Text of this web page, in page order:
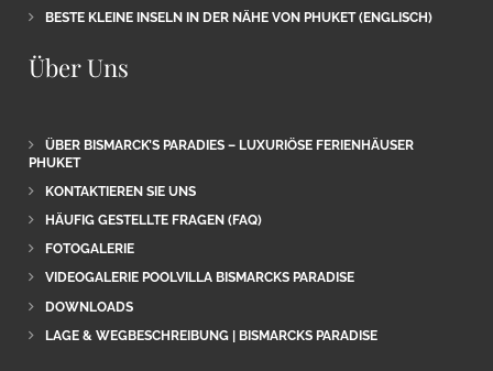
BESTE KLEINE INSELN IN DER NÄHE VON PHUKET (ENGLISCH)
Über Uns
ÜBER BISMARCK’S PARADIES – LUXURIÖSE FERIENHÄUSER
PHUKET
KONTAKTIEREN SIE UNS
HÄUFIG GESTELLTE FRAGEN (FAQ)
FOTOGALERIE
VIDEOGALERIE POOLVILLA BISMARCKS PARADISE
DOWNLOADS
LAGE & WEGBESCHREIBUNG | BISMARCKS PARADISE